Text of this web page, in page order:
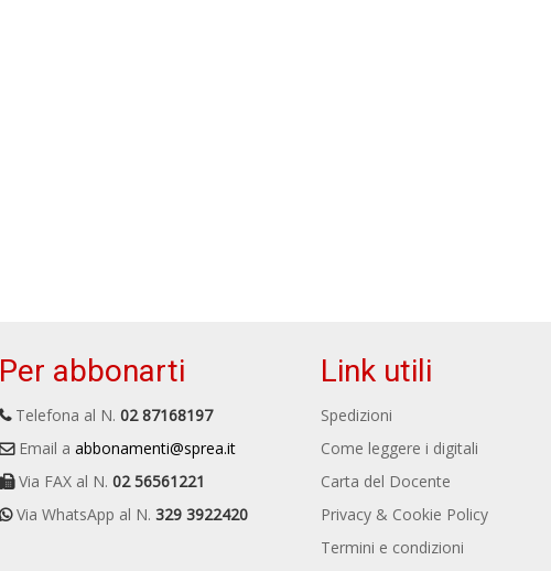
Per abbonarti
Telefona al N. 02 87168197
Email a abbonamenti@sprea.it
Via FAX al N. 02 56561221
Via WhatsApp al N. 329 3922420
Link utili
Spedizioni
Come leggere i digitali
Carta del Docente
Privacy & Cookie Policy
Termini e condizioni